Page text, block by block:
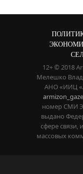
12+ © 2018
Мелешко
АНО «ИИЦ
номер СМИ
выдано
сфере
массовых